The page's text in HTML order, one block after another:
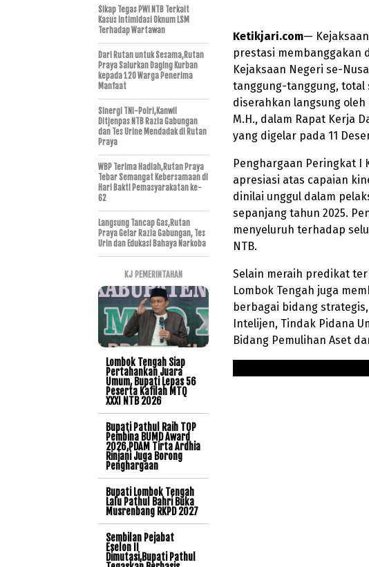
Ketikjari.com—
prestasi membanggakan
Kejaksaan Negeri se-
tanggung-tanggung,
diserahkan langsung oleh
M.H., dalam Rapat Kerja
yang digelar pada 11
Penghargaan Peringkat I
apresiasi atas capaian
dinilai unggul dalam
sepanjang tahun 2025.
menyeluruh terhadap
NTB.
Selain meraih predikat
Lombok Tengah juga
berbagai bidang
Intelijen, Tindak Pidana
Bidang Pemulihan Aset
Sikap Tegas PWI NTB Terkait
Kasus Intimidasi Oknum LSM
Terhadap Wartawan
Dari Rutan untuk Sesama,Rutan
Praya Salurkan Daging Kurban
kepada 120 Warga Penerima
Manfaat
Sinergi TNI-Polri,Kanwil
Ditjenpas NTB Razia Gabungan
dan Tes Urine Mendadak di Rutan
Praya
WBP Terima Hadiah,Rutan Praya
Tebar Semangat Kebersamaan di
Hari Bakti Pemasyarakatan ke-
62
Langsung Tancap Gas,Rutan
Praya Gelar Razia Gabungan, Tes
Urin dan Edukasi Bahaya Narkoba
KJ PEMERINTAHAN
Lombok Tengah Siap
Pertahankan Juara
Umum, Bupati Lepas 56
Peserta Kafilah MTQ
XXXI NTB 2026
Bupati Pathul Raih TOP
Pembina BUMD Award
2026,PDAM Tirta Ardhia
Rinjani Juga Borong
Penghargaan
Bupati Lombok Tengah
Lalu Pathul Bahri Buka
Musrenbang RKPD 2027
Sembilan Pejabat
Eselon II
Dimutasi,Bupati Pathul